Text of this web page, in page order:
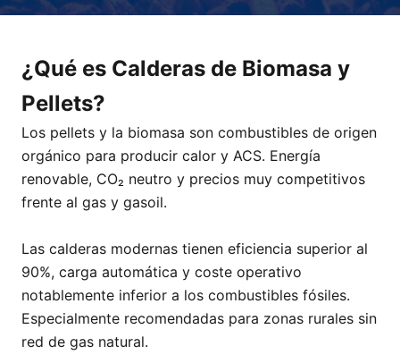
¿Qué es Calderas de Biomasa y
Pellets?
Los pellets y la biomasa son combustibles de origen
orgánico para producir calor y ACS. Energía
renovable, CO₂ neutro y precios muy competitivos
frente al gas y gasoil.
Las calderas modernas tienen eficiencia superior al
90%, carga automática y coste operativo
notablemente inferior a los combustibles fósiles.
Especialmente recomendadas para zonas rurales sin
red de gas natural.